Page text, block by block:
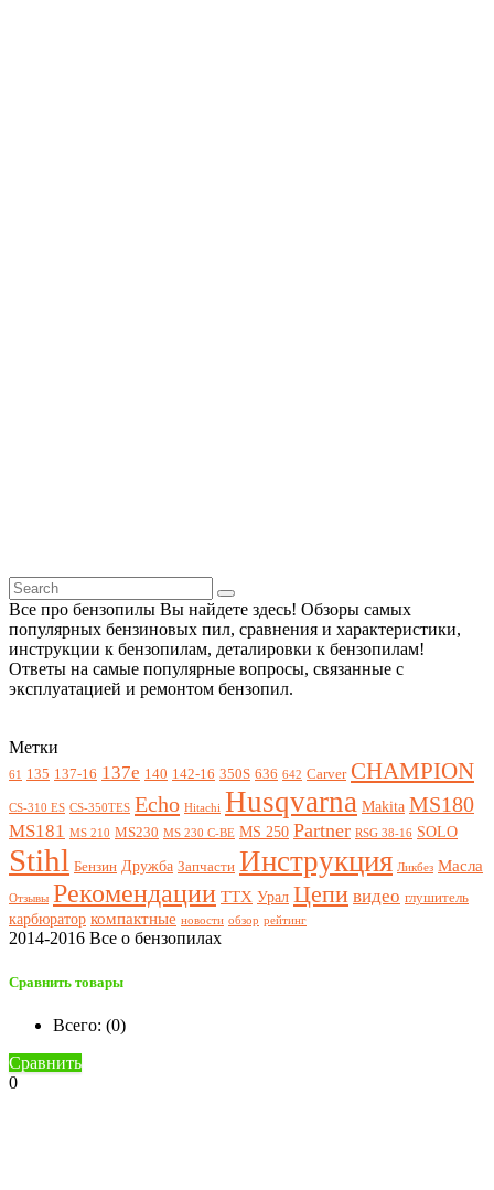
Все про бензопилы Вы найдете здесь! Обзоры самых
популярных бензиновых пил, сравнения и характеристики,
инструкции к бензопилам, деталировки к бензопилам!
Ответы на самые популярные вопросы, связанные с
эксплуатацией и ремонтом бензопил.
Метки
61 135 137-16 137e 140 142-16 350S 636 642 Carver CHAMPION
CS-310 ES CS-350TES Echo Hitachi Husqvarna Makita MS180
MS181 MS 210 MS230 MS 230 C-BE MS 250 Partner RSG 38-16 SOLO
Stihl Бензин Дружба Запчасти Инструкция Ликбез Масла
Отзывы Рекомендации ТТХ Урал Цепи видео глушитель
карбюратор компактные новости обзор рейтинг
2014-2016 Все о бензопилах
Сравнить товары
Всего: (0)
Сравнить
0